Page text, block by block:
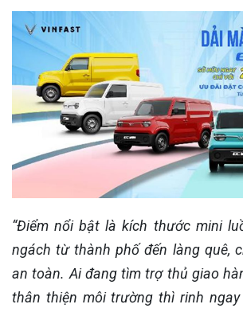
“Điểm nổi bật làkích thước mini
ngách từ thành phố đến làng quê,
an toàn. Ai đang tìm trợ thủ giao
thân thiện môi trường thì rinh ngay